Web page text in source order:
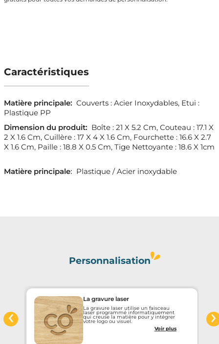
Caractéristiques
Matière principale: Couverts : Acier Inoxydables, Etui :
Plastique PP
Dimension du produit: Boîte : 21 X 5.2 Cm, Couteau : 17.1 X
2 X 1.6 Cm, Cuillère : 17 X 4 X 1.6 Cm, Fourchette : 16.6 X 2.7
X 1.6 Cm, Paille : 18.8 X 0.5 Cm, Tige Nettoyante : 18.6 X 1cm
Matière principale: Plastique / Acier inoxydable
Personnalisation
La gravure laser
La gravure laser utilise un faisceau
laser programmé informatiquement
qui creuse la matière pour y intégrer
votre logo ou visuel.
Voir plus
‹ ›